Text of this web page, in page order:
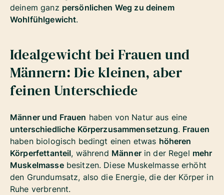
deinem ganz persönlichen Weg zu deinem
Wohlfühlgewicht.
Idealgewicht bei Frauen und
Männern: Die kleinen, aber
feinen Unterschiede
Männer und Frauen haben von Natur aus eine
unterschiedliche Körperzusammensetzung. Frauen
haben biologisch bedingt einen etwas höheren
Körperfettanteil, während Männerin der Regel mehr
Muskelmassebesitzen. Diese Muskelmasse erhöht
den Grundumsatz, also die Energie, die der Körper in
Ruhe verbrennt.